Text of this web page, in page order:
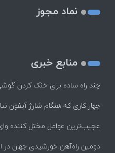
نماد مجوز
منابع خبری
چند راه‌ ساده برای خنک کردن
چهار کاری که هنگام شارژ آیفون
عجیب‌ترین عوامل مختل کننده
دومین راه‌آهن خورشیدی جهان در